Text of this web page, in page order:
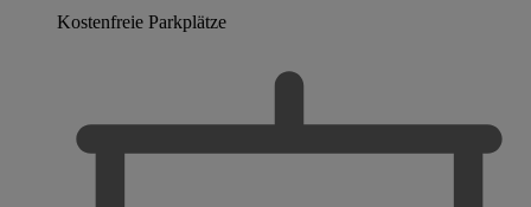
Kostenfreie Parkplätze